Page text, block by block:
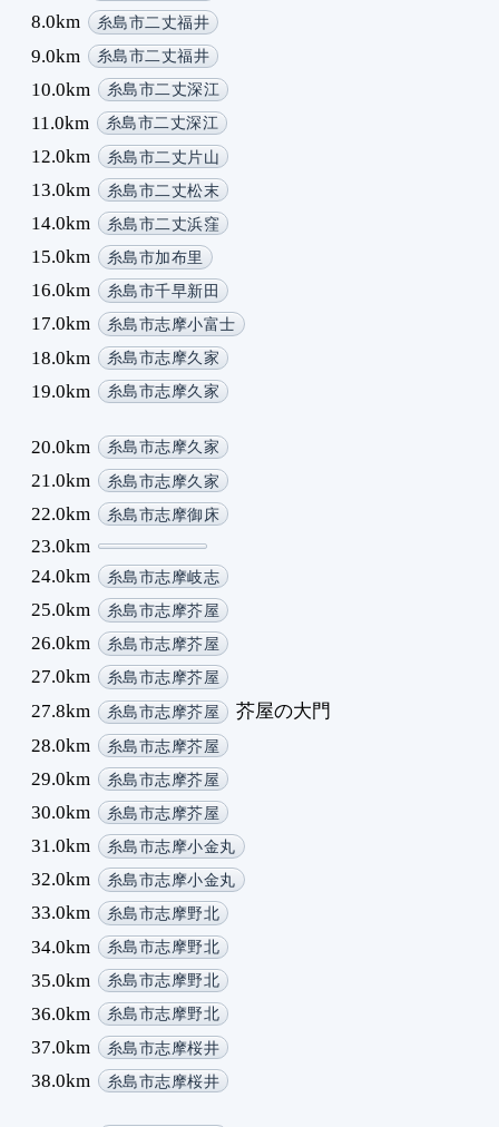
8.0km 糸島市二丈福井
9.0km 糸島市二丈福井
10.0km 糸島市二丈深江
11.0km 糸島市二丈深江
12.0km 糸島市二丈片山
13.0km 糸島市二丈松末
14.0km 糸島市二丈浜窪
15.0km 糸島市加布里
16.0km 糸島市千早新田
17.0km 糸島市志摩小富士
18.0km 糸島市志摩久家
19.0km 糸島市志摩久家
20.0km 糸島市志摩久家
21.0km 糸島市志摩久家
22.0km 糸島市志摩御床
23.0km
24.0km
糸島市志摩岐志
25.0km 糸島市志摩芥屋
26.0km 糸島市志摩芥屋
27.0km 糸島市志摩芥屋
27.8km 糸島市志摩芥屋
芥屋の大門
28.0km
糸島市志摩芥屋
29.0km 糸島市志摩芥屋
30.0km 糸島市志摩芥屋
31.0km 糸島市志摩小金丸
32.0km 糸島市志摩小金丸
33.0km 糸島市志摩野北
34.0km 糸島市志摩野北
35.0km 糸島市志摩野北
36.0km 糸島市志摩野北
37.0km 糸島市志摩桜井
38.0km 糸島市志摩桜井